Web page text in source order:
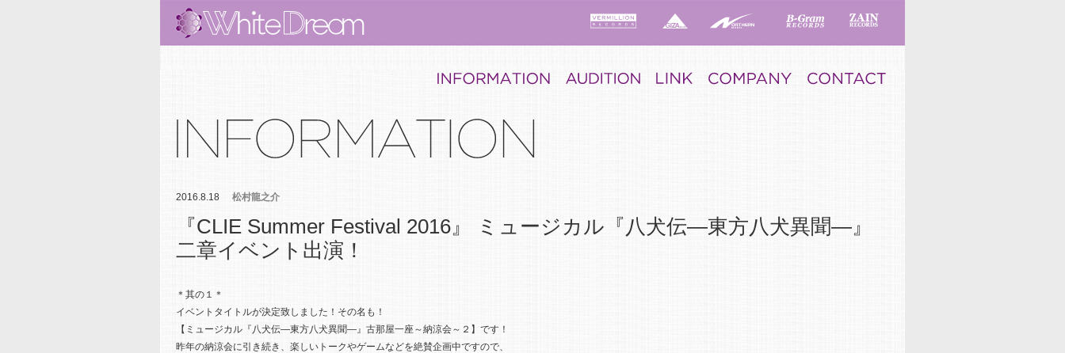
2016.8.18 松村龍之介
『CLIE Summer Festival 2016』 ミュージカル『八犬伝―東方八犬異聞―』
二章イベント出演！
＊其の１＊
イベントタイトルが決定致しました！その名も！
【ミュージカル『八犬伝―東方八犬異聞―』古那屋一座～納涼会～２】です！
昨年の納涼会に引き続き、楽しいトークやゲームなどを絶賛企画中ですので、